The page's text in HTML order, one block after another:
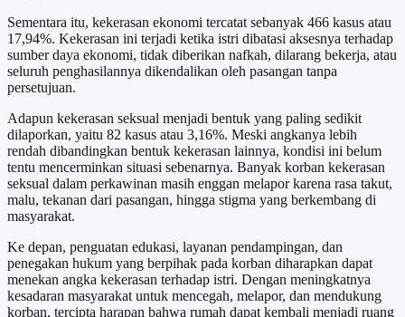
Sementara itu, kekerasan ekonomi tercatat sebanyak 466 kasus atau
17,94%. Kekerasan ini terjadi ketika istri dibatasi aksesnya terhadap
sumber daya ekonomi, tidak diberikan nafkah, dilarang bekerja, atau
seluruh penghasilannya dikendalikan oleh pasangan tanpa
persetujuan.
Adapun kekerasan seksual menjadi bentuk yang paling sedikit
dilaporkan, yaitu 82 kasus atau 3,16%. Meski angkanya lebih
rendah dibandingkan bentuk kekerasan lainnya, kondisi ini belum
tentu mencerminkan situasi sebenarnya. Banyak korban kekerasan
seksual dalam perkawinan masih enggan melapor karena rasa takut,
malu, tekanan dari pasangan, hingga stigma yang berkembang di
masyarakat.
Ke depan, penguatan edukasi, layanan pendampingan, dan
penegakan hukum yang berpihak pada korban diharapkan dapat
menekan angka kekerasan terhadap istri. Dengan meningkatnya
kesadaran masyarakat untuk mencegah, melapor, dan mendukung
korban, tercipta harapan bahwa rumah dapat kembali menjadi ruang